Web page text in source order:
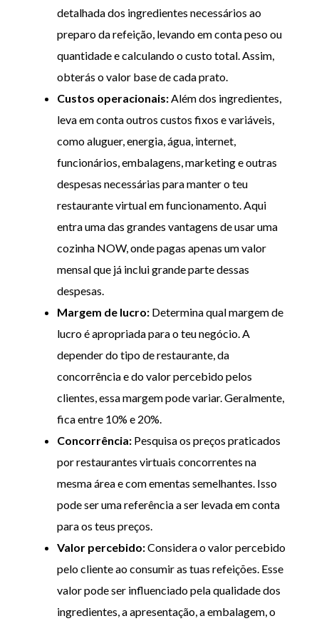
detalhada dos ingredientes necessários ao
preparo da refeição, levando em conta peso ou
quantidade e calculando o custo total. Assim,
obterás o valor base de cada prato.
Custos operacionais:Além dos ingredientes,
leva em conta outros custos fixos e variáveis,
como aluguer, energia, água, internet,
funcionários, embalagens, marketing e outras
despesas necessárias para manter o teu
restaurante virtual em funcionamento. Aqui
entra uma das grandes vantagens de usar uma
cozinha NOW, onde pagas apenas um valor
mensal que já inclui grande parte dessas
despesas.
Margem de lucro: Determina qual margem de
lucro é apropriada para o teu negócio. A
depender do tipo de restaurante, da
concorrência e do valor percebido pelos
clientes, essa margem pode variar. Geralmente,
fica entre 10% e 20%.
Concorrência: Pesquisa os preços praticados
por restaurantes virtuais concorrentes na
mesma área e com ementas semelhantes. Isso
pode ser uma referência a ser levada em conta
para os teus preços.
Valor percebido:Considera o valor percebido
pelo cliente ao consumir as tuas refeições. Esse
valor pode ser influenciado pela qualidade dos
ingredientes, a apresentação, a embalagem, o